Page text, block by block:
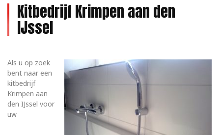
Kitbedrijf Krimpen aan den
IJssel
Als u op zoek
bent naar een
kitbedrijf
Krimpen aan
den IJssel voor
uw